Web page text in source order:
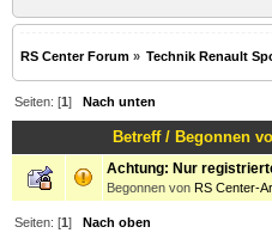
RS Center Forum » Technik Renault
Seiten: [1] Nach unten
Betreff/ Begonnen
Achtung: Nur
Begonnen von RS Center-
Seiten: [1]Nach oben